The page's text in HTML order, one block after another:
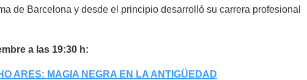
de Barcelona y desde el principio desarrolló su carrera profesional
a las 19:30 h:
ARES: MAGIA NEGRA EN LA ANTIGÜEDAD